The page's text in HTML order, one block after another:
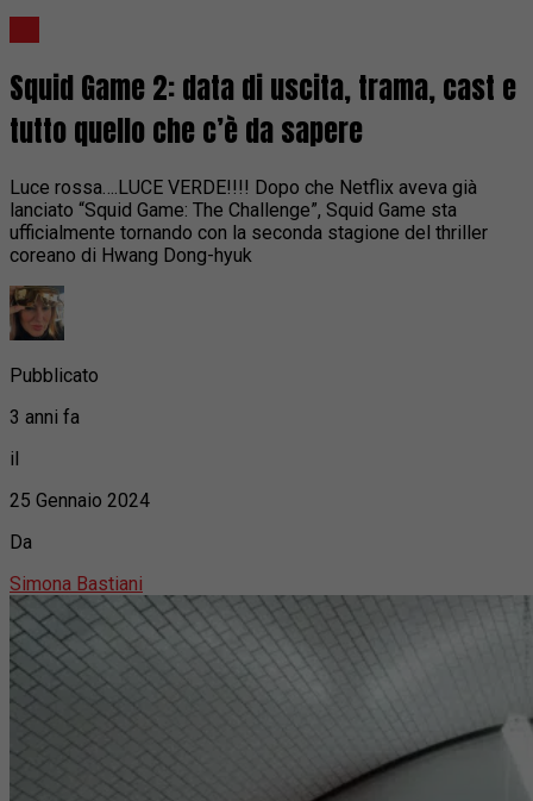
Squid Game 2: data di uscita, trama, cast e
tutto quello che c’è da sapere
Luce rossa….LUCE VERDE!!!! Dopo che Netflix aveva già
lanciato “Squid Game: The Challenge”, Squid Game sta
ufficialmente tornando con la seconda stagione del thriller
coreano di Hwang Dong-hyuk
Pubblicato
3 anni fa
il
25 Gennaio 2024
Da
Simona Bastiani